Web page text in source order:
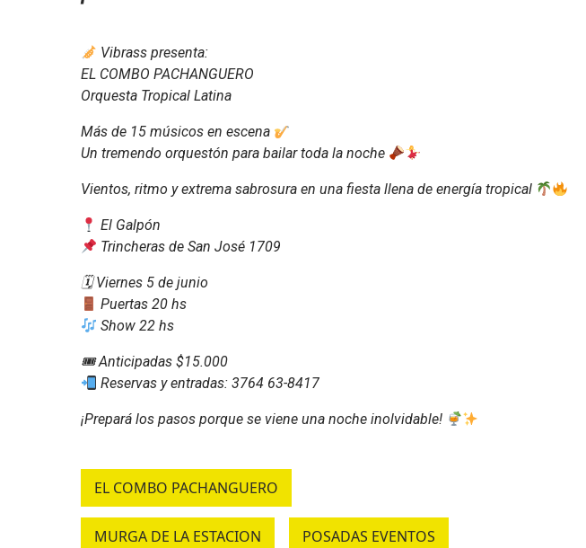
Vibrass presenta:
EL COMBO PACHANGUERO
Orquesta Tropical Latina
Más de 15 músicos en escena
Un tremendo orquestón para bailar toda la noche
Vientos, ritmo y extrema sabrosura en una fiesta llena de energía tropical
El Galpón
Trincheras de San José 1709
🗓 Viernes 5 de junio
Puertas 20 hs
Show 22 hs
🎟 Anticipadas $15.000
Reservas y entradas: 3764 63-8417
¡Prepará los pasos porque se viene una noche inolvidable!
EL COMBO PACHANGUERO
MURGA DE LA ESTACION POSADAS EVENTOS